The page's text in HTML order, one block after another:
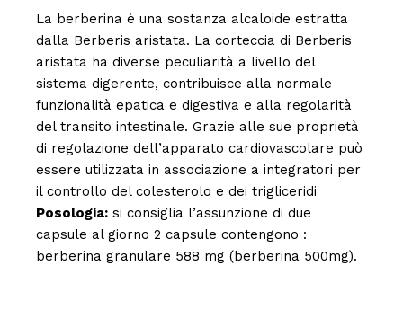
La berberina è una sostanza alcaloide estratta
dalla Berberis aristata. La corteccia di Berberis
aristata ha diverse peculiarità a livello del
sistema digerente, contribuisce alla normale
funzionalità epatica e digestiva e alla regolarità
del transito intestinale. Grazie alle sue proprietà
di regolazione dell’apparato cardiovascolare può
essere utilizzata in associazione a integratori per
il controllo del colesterolo e dei trigliceridi
Posologia: si consiglia l’assunzione di due
capsule al giorno 2 capsule contengono :
berberina granulare 588 mg (berberina 500mg).